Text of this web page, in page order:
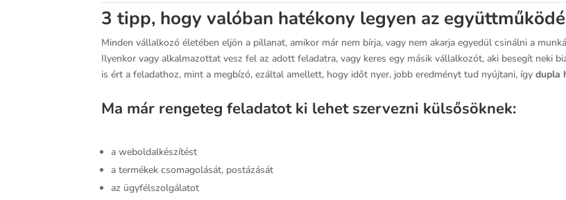
3 tipp, hogy valóban hatékony legyen az
Minden vállalkozó életében eljön a pillanat, amikor már nem bírja, vagy nem akarja egyedül csinálni a
Ilyenkor vagy alkalmazottat vesz fel az adott feladatra, vagy keres egy másik vállalkozót, aki besegít neki
is ért a feladathoz, mint a megbízó, ezáltal amellett, hogy időt nyer, jobb eredményt tud nyújtani, ígydupla
Ma már rengeteg feladatot ki lehet szervezni külsősöknek:
a weboldalkészítést
a termékek csomagolását, postázását
az ügyfélszolgálatot